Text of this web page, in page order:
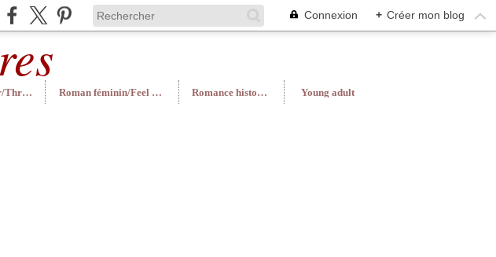
Connexion + Créer mon blog
Policier/Thriller Roman féminin/Feel Good Romance historique Young adult